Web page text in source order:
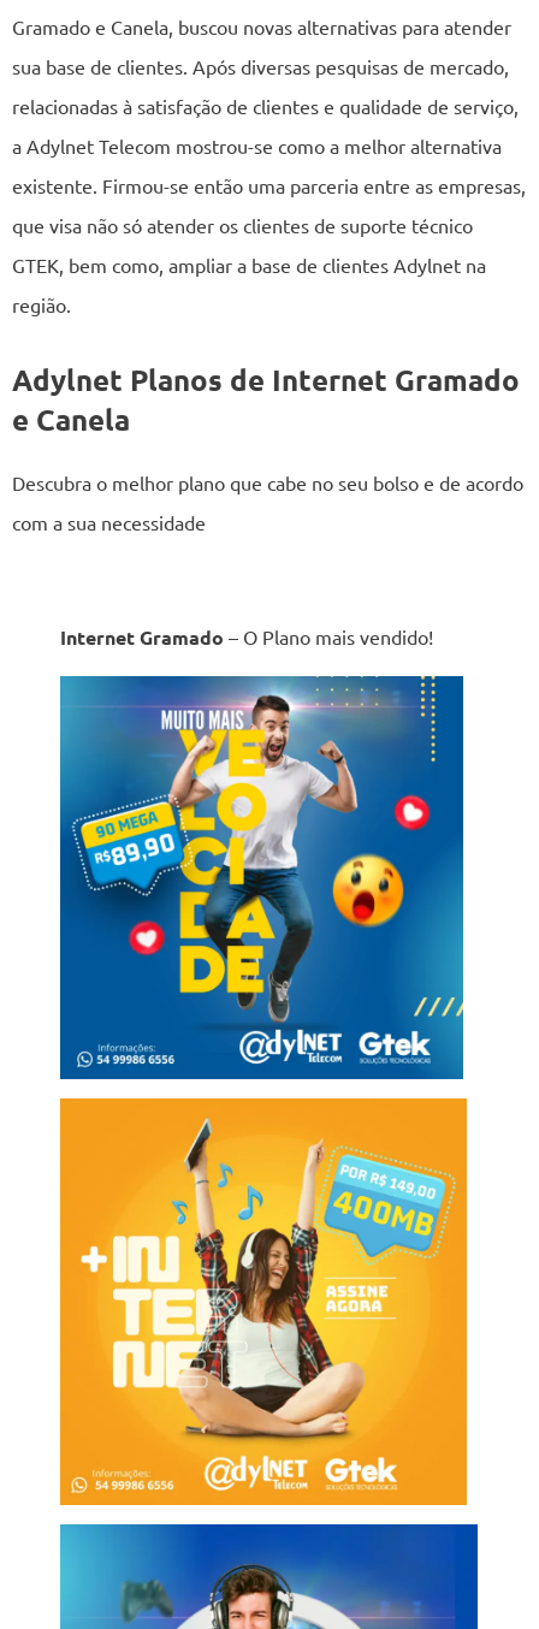
Gramado e Canela, buscou novas alternativas para atender
sua base de clientes. Após diversas pesquisas de mercado,
relacionadas à satisfação de clientes e qualidade de serviço,
a Adylnet Telecom mostrou-se como a melhor alternativa
existente. Firmou-se então uma parceria entre as empresas,
que visa não só atender os clientes de suporte técnico
GTEK, bem como, ampliar a base de clientes Adylnet na
região.
Adylnet Planos de Internet Gramado
e Canela
Descubra o melhor plano que cabe no seu bolso e de acordo
com a sua necessidade
Internet Gramado – O Plano mais vendido!